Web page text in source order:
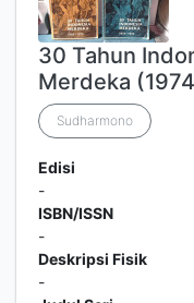
30 Tahun
Merdeka
Sudharmono
Edisi
-
ISBN/ISSN
-
Deskripsi Fisik
-